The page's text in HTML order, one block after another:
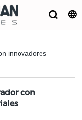
innovadores
con